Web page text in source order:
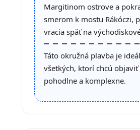
Margitinom ostrove a
smerom k mostu Rákóczi,
vracia späť na
Táto okružná plavba je
všetkých, ktorí chcú objaviť
pohodlne a komplexne.